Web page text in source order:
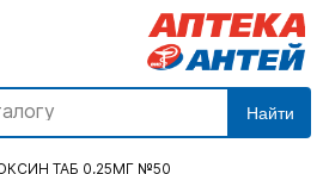
Найти
ТАБ 0,25МГ №50